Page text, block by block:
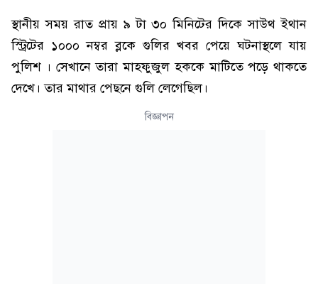
স্থানীয় সময় রাত প্রায় ৯ টা ৩০ মিনিটের দিকে সাউথ ইথান
স্ট্রিটের ১০০০ নম্বর ব্লকে গুলির খবর পেয়ে ঘটনাস্থলে যায়
পুলিশ । সেখানে তারা মাহফুজুল হককে মাটিতে পড়ে থাকতে
দেখে। তার মাথার পেছনে গুলি লেগেছিল।
বিজ্ঞাপন